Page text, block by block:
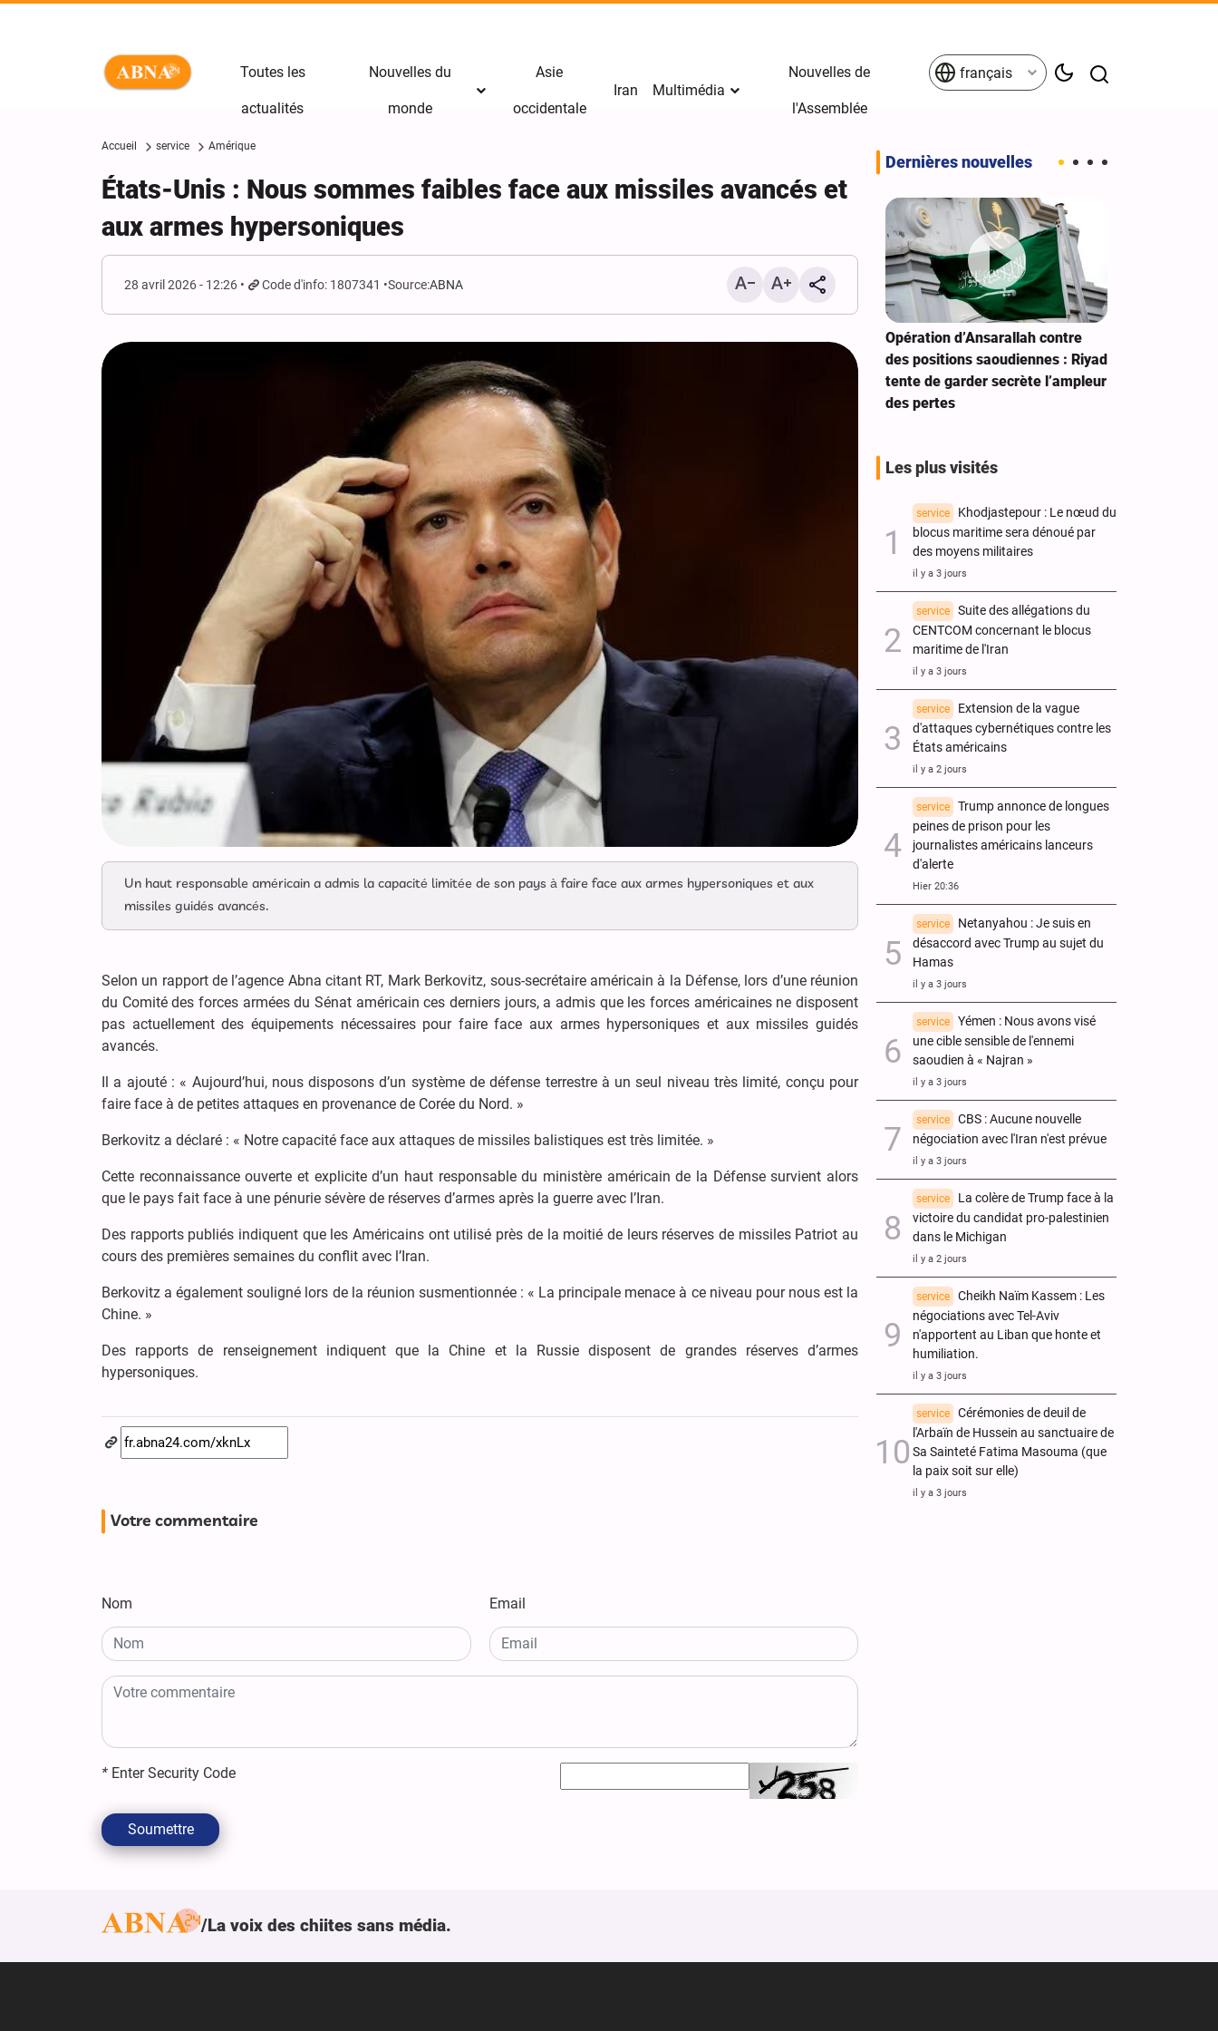
Toutes les
actualités
Nouvelles du
monde
Asie
occidentale
Iran Multimédia
Nouvelles de
l'Assemblée
français
Accueil service Amérique
États-Unis : Nous sommes faibles face aux missiles avancés et
aux armes hypersoniques
28 avril 2026 - 12:26 Code d'info: 1807341 Source:ABNA
Un haut responsable américain a admis la capacité limitée de son pays à faire face aux armes hypersoniques et aux
missiles guidés avancés.
Selon un rapport de l’agence Abna citant RT, Mark Berkovitz, sous-secrétaire américain à la Défense, lors d’une réunion
du Comité des forces armées du Sénat américain ces derniers jours, a admis que les forces américaines ne disposent
pas actuellement des équipements nécessaires pour faire face aux armes hypersoniques et aux missiles guidés
avancés.
Il a ajouté : « Aujourd’hui, nous disposons d’un système de défense terrestre à un seul niveau très limité, conçu pour
faire face à de petites attaques en provenance de Corée du Nord. »
Berkovitz a déclaré : « Notre capacité face aux attaques de missiles balistiques est très limitée. »
Cette reconnaissance ouverte et explicite d’un haut responsable du ministère américain de la Défense survient alors
que le pays fait face à une pénurie sévère de réserves d’armes après la guerre avec l’Iran.
Des rapports publiés indiquent que les Américains ont utilisé près de la moitié de leurs réserves de missiles Patriot au
cours des premières semaines du conflit avec l’Iran.
Berkovitz a également souligné lors de la réunion susmentionnée : « La principale menace à ce niveau pour nous est la
Chine. »
Des rapports de renseignement indiquent que la Chine et la Russie disposent de grandes réserves d’armes
hypersoniques.
Votre commentaire
Nom Email
* Enter Security Code
Soumettre
Dernières nouvelles
Arba‘ïn : le pèlerin témoigne de la
mission divine de l’Imam Hussein
Opération d’Ansarallah contre
des positions saoudiennes : Riyad
tente de garder secrète l’ampleur
des pertes
Les plus visités
service
Khodjastepour : Le nœud du
blocus maritime sera dénoué par
des moyens militaires
il y a 3 jours
service
Suite des allégations du
CENTCOM concernant le blocus
maritime de l'Iran
il y a 3 jours
service
Extension de la vague
d'attaques cybernétiques contre les
États américains
il y a 2 jours
service
Trump annonce de longues
peines de prison pour les
journalistes américains lanceurs
d'alerte
Hier 20:36
service
Netanyahou : Je suis en
désaccord avec Trump au sujet du
Hamas
il y a 3 jours
service
Yémen : Nous avons visé
une cible sensible de l'ennemi
saoudien à « Najran »
il y a 3 jours
service
CBS : Aucune nouvelle
négociation avec l'Iran n'est prévue
il y a 3 jours
service
La colère de Trump face à la
victoire du candidat pro-palestinien
dans le Michigan
il y a 2 jours
service
Cheikh Naïm Kassem : Les
négociations avec Tel-Aviv
n'apportent au Liban que honte et
humiliation.
il y a 3 jours
service
Cérémonies de deuil de
l'Arbaïn de Hussein au sanctuaire de
Sa Sainteté Fatima Masouma (que
la paix soit sur elle)
il y a 3 jours
La voix des chiites sans média.